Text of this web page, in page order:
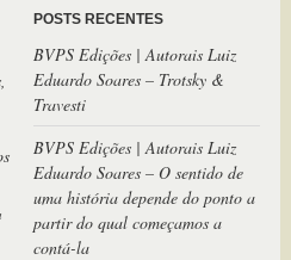
POSTS RECENTES
BVPS Edições | Autorais Luiz
Eduardo Soares – Trotsky &
Travesti
BVPS Edições | Autorais Luiz
Eduardo Soares – O sentido de
uma história depende do ponto a
partir do qual começamos a
contá-la